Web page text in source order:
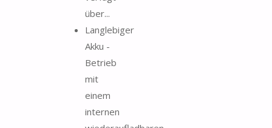
über...
Langlebiger
Akku -
Betrieb
mit
einem
internen